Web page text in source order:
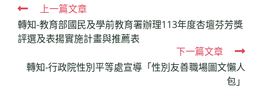
Read
more
articles
上一篇文章
轉知-教育部國民及學前教育署辦理113年度杏壇芬芳獎
評選及表揚實施計畫與推薦表
下一篇文章
轉知-行政院性別平等處宣導「性別友善職場圖文懶人
包」